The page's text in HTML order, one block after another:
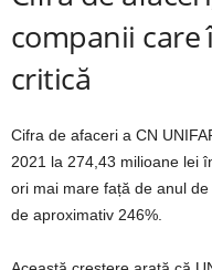
companii care
critică
Cifra de afaceri a CN
2021 la 274,43 milioane lei
ori mai mare față de anul
de aproximativ 246%.